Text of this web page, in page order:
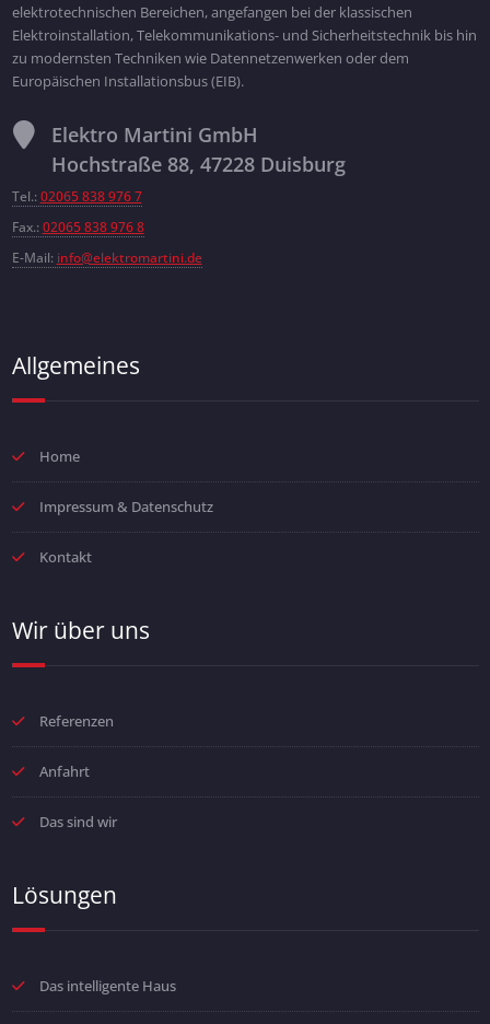
elektrotechnischen Bereichen, angefangen bei der klassischen
Elektroinstallation, Telekommunikations- und Sicherheitstechnik bis hin
zu modernsten Techniken wie Datennetzenwerken oder dem
Europäischen Installationsbus (EIB).
Elektro Martini GmbH
Hochstraße 88, 47228 Duisburg
Tel.: 02065 838 976 7
Fax.: 02065 838 976 8
E-Mail: info@elektromartini.de
Allgemeines
Home
Impressum & Datenschutz
Kontakt
Wir über uns
Referenzen
Anfahrt
Das sind wir
Lösungen
Das intelligente Haus